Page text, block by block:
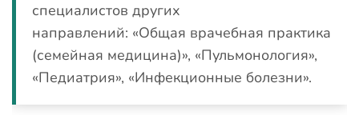
специалистов других
направлений: «Общая врачебная практика
(семейная медицина)», «Пульмонология»,
«Педиатрия», «Инфекционные болезни».